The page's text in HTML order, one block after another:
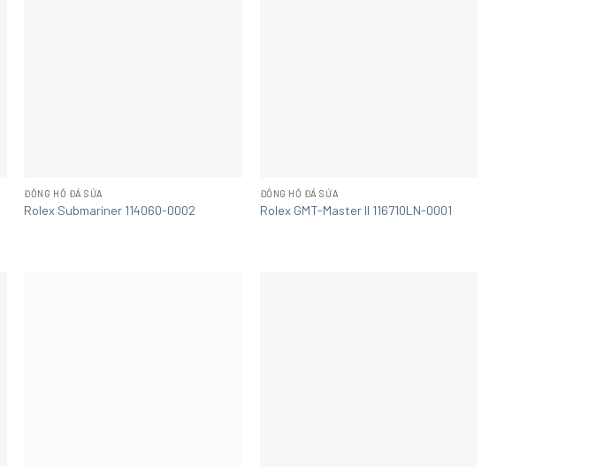
ĐỒNG HỒ ĐÃ SỬA
Rolex Submariner 114060-0002
ĐỒNG HỒ ĐÃ SỬA
Rolex GMT-Master II 116710LN-0001